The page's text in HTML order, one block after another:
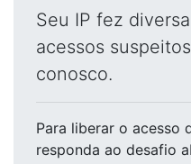
Seu IP fez
acessos
conosco.
Para liberar o acesso
responda ao desafio